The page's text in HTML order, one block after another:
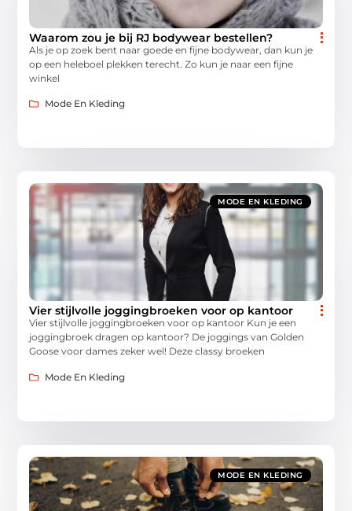
Waarom zou je bij RJ bodywear bestellen?
Als je op zoek bent naar goede en fijne bodywear, dan kun je
op een heleboel plekken terecht. Zo kun je naar een fijne
winkel
Mode En Kleding
MODE EN KLEDING
Vier stijlvolle joggingbroeken voor op kantoor
Vier stijlvolle joggingbroeken voor op kantoor Kun je een
joggingbroek dragen op kantoor? De joggings van Golden
Goose voor dames zeker wel! Deze classy broeken
Mode En Kleding
MODE EN KLEDING